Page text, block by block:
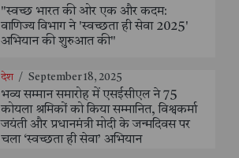
"स्वच्छ भारत की ओर एक और कदम:
वाणिज्य विभाग ने 'स्वच्छता ही सेवा 2025'
अभियान की शुरुआत की"
देश / September 18, 2025
भव्य सम्मान समारोह में एसईसीएल ने 75
कोयला श्रमिकों को किया सम्मानित, विश्वकर्मा
जयंती और प्रधानमंत्री मोदी के जन्मदिवस पर
चला ‘स्वच्छता ही सेवा’ अभियान